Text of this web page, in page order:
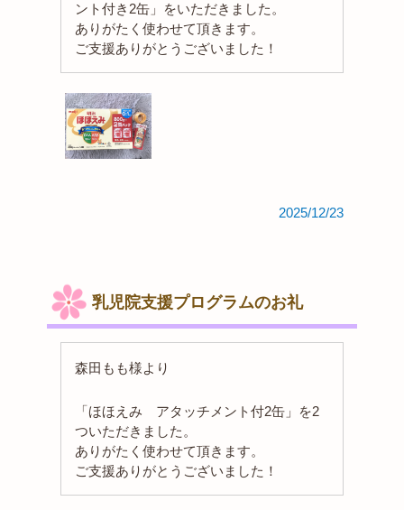
ント付き2缶」をいただきました。
ありがたく使わせて頂きます。
ご支援ありがとうございました！
2025/12/23
乳児院支援プログラムのお礼
森田もも様より
「ほほえみ アタッチメント付2缶」を2
ついただきました。
ありがたく使わせて頂きます。
ご支援ありがとうございました！